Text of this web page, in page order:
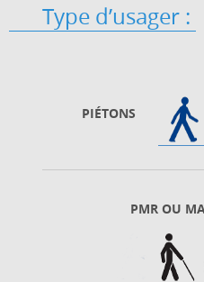
Type d’usager :
PIÉTONS
PMR OU